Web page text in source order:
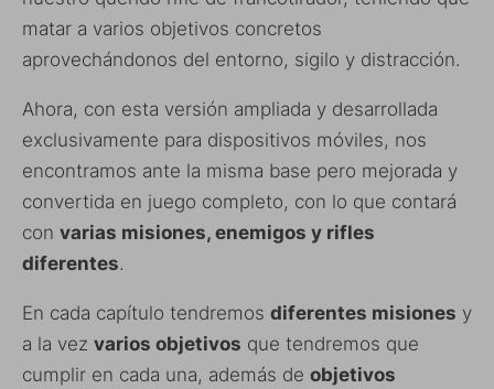
matar a varios objetivos concretos
aprovechándonos del entorno, sigilo y distracción.
Ahora, con esta versión ampliada y desarrollada
exclusivamente para dispositivos móviles, nos
encontramos ante la misma base pero mejorada y
convertida en juego completo, con lo que contará
con varias misiones, enemigos y rifles
diferentes.
En cada capítulo tendremos diferentes misiones y
a la vez varios objetivos que tendremos que
cumplir en cada una, además de objetivos